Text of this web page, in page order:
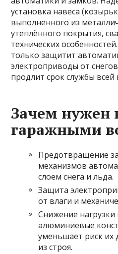
установка навеса
выполненного из
утеплённого покрытия,
технических
только защитит
электроприводы от
продлит срок службы всей
Зачем нужен
гаражными
Предотвращение
механизмов
слоем снега и льда.
Защита
от влаги и
Снижение нагрузки
алюминиевые
уменьшает риск
из строя.